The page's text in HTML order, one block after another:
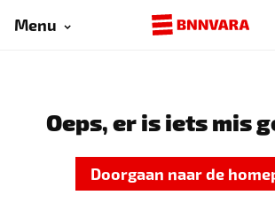
Menu
Oeps, er is iets mis
Doorgaan naar de